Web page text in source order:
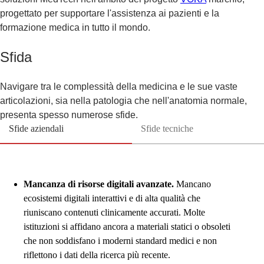
progettato per supportare l'assistenza ai pazienti e la
formazione medica in tutto il mondo.
Sfida
Navigare tra le complessità della medicina e le sue vaste
articolazioni, sia nella patologia che nell'anatomia normale,
presenta spesso numerose sfide.
Sfide aziendali
Sfide tecniche
Mancanza di risorse digitali avanzate. Mancano
ecosistemi digitali interattivi e di alta qualità che
riuniscano contenuti clinicamente accurati. Molte
istituzioni si affidano ancora a materiali statici o obsoleti
che non soddisfano i moderni standard medici e non
riflettono i dati della ricerca più recente.